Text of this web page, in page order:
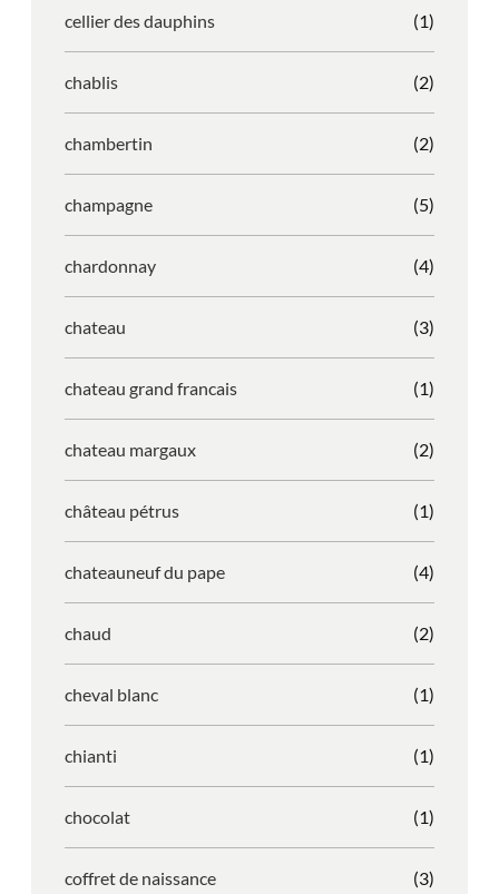
cellier des dauphins (1)
chablis (2)
chambertin (2)
champagne (5)
chardonnay (4)
chateau (3)
chateau grand francais (1)
chateau margaux (2)
château pétrus (1)
chateauneuf du pape (4)
chaud (2)
cheval blanc (1)
chianti (1)
chocolat (1)
coffret de naissance (3)